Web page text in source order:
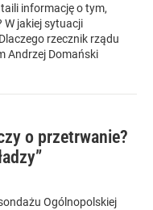
informację o tym,
W jakiej sytuacji
rzecznik rządu
Andrzej Domański
o przetrwanie?
Ogólnopolskiej